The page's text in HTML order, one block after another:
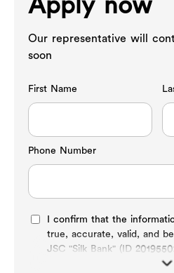
Apply now
Our representative will
soon
First Name
Phone Number
I confirm that the
true, accurate, valid, and
JSC "Silk Bank" (ID